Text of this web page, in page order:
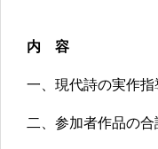
内 容
一、現代詩の実作指
二、参加者作品の合